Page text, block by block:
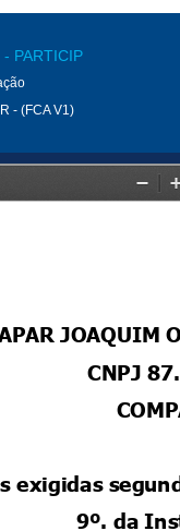
PARTICIP
- (FCA V1)